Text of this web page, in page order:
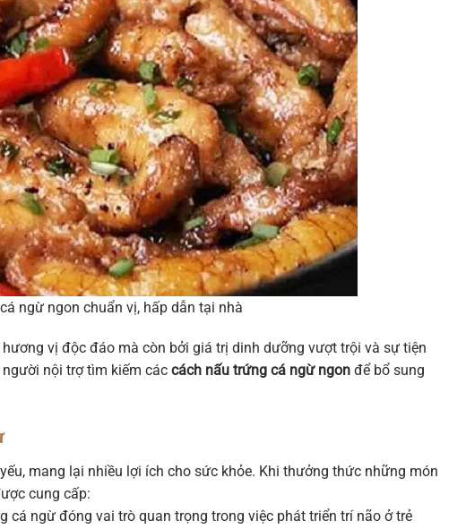
ngừ ngon chuẩn vị, hấp dẫn tại nhà
vị độc đáo mà còn bởi giá trị dinh dưỡng vượt trội và sự tiện
nội trợ tìm kiếm các cách nấu trứng cá ngừ ngon để bổ sung
mang lại nhiều lợi ích cho sức khỏe. Khi thưởng thức những món
cung cấp:
cá ngừ đóng vai trò quan trọng trong việc phát triển trí não ở trẻ